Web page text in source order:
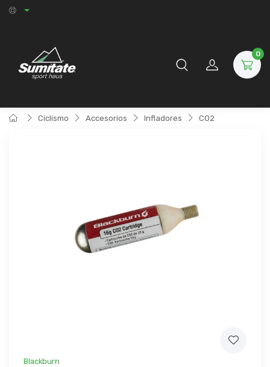
0
Ciclismo Accesorios Infladores CO2
Blackburn